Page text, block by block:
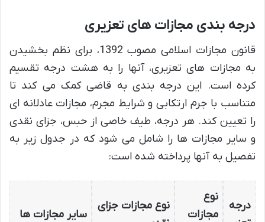
درجه بندی مجازات های تعزیری
قانون مجازات اسلامی مصوب 1392، برای نظم بخشیدن
به مجازات های تعزیری، آنها را به هشت درجه تقسیم
کرده است. این درجه بندی به قاضی کمک می کند تا
متناسب با جرم ارتکابی و شرایط مجرم، مجازات عادلانه ای
را تعیین کند. هر درجه، طیف خاصی از حبس، جزای نقدی
و سایر مجازات ها را شامل می شود که در جدول زیر به
تفصیل به آنها پرداخته شده است:
درجه
نوع
مجازات
نوع مجازات جزای
سایر مجازات ها